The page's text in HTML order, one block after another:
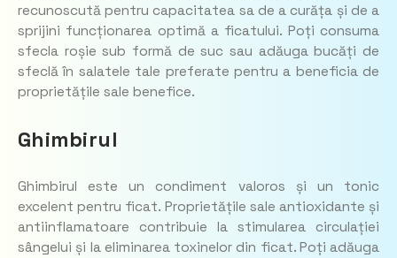
recunoscută pentru capacitatea sa de a curăța și de a
sprijini funcționarea optimă a ficatului. Poți consuma
sfecla roșie sub formă de suc sau adăuga bucăți de
sfeclă în salatele tale preferate pentru a beneficia de
proprietățile sale benefice.
Ghimbirul
Ghimbirul este un condiment valoros și un tonic
excelent pentru ficat. Proprietățile sale antioxidante și
antiinflamatoare contribuie la stimularea circulației
sângelui și la eliminarea toxinelor din ficat. Poți adăuga